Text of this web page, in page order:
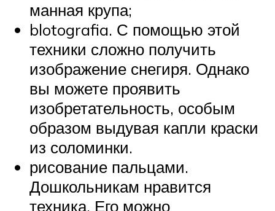
манная крупа;
blotografia. С помощью этой
техники сложно получить
изображение снегиря. Однако
вы можете проявить
изобретательность, особым
образом выдувая капли краски
из соломинки.
рисование пальцами.
Дошкольникам нравится
техника. Его можно